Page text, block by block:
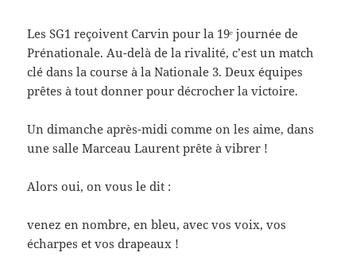
Les SG1 reçoivent Carvin pour la 19ᵉ journée de
Prénationale. Au-delà de la rivalité, c’est un match
clé dans la course à la Nationale 3. Deux équipes
prêtes à tout donner pour décrocher la victoire.
Un dimanche après-midi comme on les aime, dans
une salle Marceau Laurent prête à vibrer !
Alors oui, on vous le dit :
venez en nombre, en bleu, avec vos voix, vos
écharpes et vos drapeaux !